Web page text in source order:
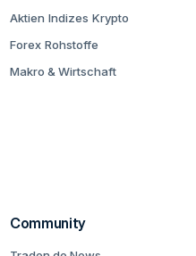
Aktien Indizes Krypto
Forex Rohstoffe
Makro & Wirtschaft
Community